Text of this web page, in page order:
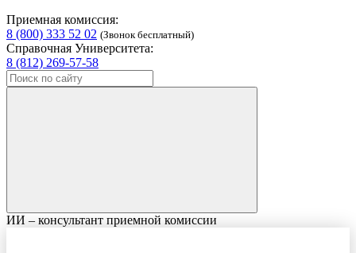
Приемная комиссия:
8 (800) 333 52 02 (Звонок бесплатный)
Справочная Университета:
8 (812) 269-57-58
ИИ – консультант приемной комиссии